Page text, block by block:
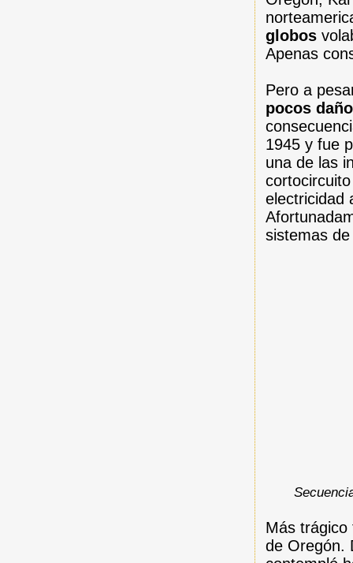
globos
Apenas
Pero a
pocos
1945 y fue
una de las
electricidad
sistemas
Más trágico
de Oregón.